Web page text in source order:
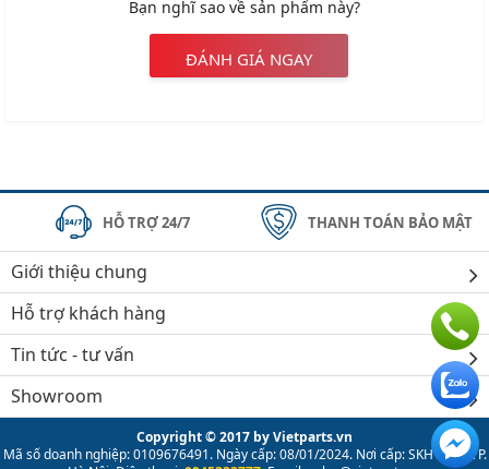
Bạn nghĩ sao về sản phẩm này?
ĐÁNH GIÁ NGAY
HỖ TRỢ 24/7 THANH TOÁN BẢO MẬT
Giới thiệu chung
Hỗ trợ khách hàng
Tin tức - tư vấn
Showroom
Copyright © 2017 by Vietparts.vn
Mã số doanh nghiệp: 0109676491. Ngày cấp: 08/01/2024. Nơi cấp: SKH & ĐT TP.